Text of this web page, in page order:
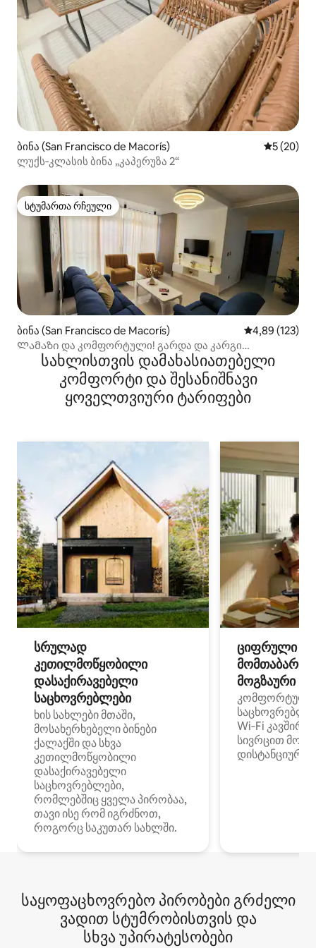
ბინა (San Francisco de Macorís) საშუალო
5 (20)
ლუქს‑კლასის ბინა „კაპერუზა 2“
სტუმართა რჩეული
სტუმართა რჩეული
ბინა (San Francisco de Macorís) საშუალო
4,89 (123)
Ლამაზი და კომფორტული! გარდა და კარგი
მდებარეობა
სახლისთვის დამახასიათებელი
კომფორტი და შესანიშნავი
ყოველთვიური ტარიფები
სრულად
კეთილმოწყობილი
დასაქირავებელი
საცხოვრებლები
ხის სახლები მთაში,
მოსახერხებელი ბინები
ქალაქში და სხვა
კეთილმოწყობილი
დასაქირავებელი
საცხოვრებლები,
რომლებშიც ყველა პირობაა,
თავი ისე რომ იგრძნოთ,
როგორც საკუთარ სახლში.
ციფრული
მოგზაური
კომფორტული
Wi‑Fi
სივრცით
დისტანციური
საყოფაცხოვრებო პირობები გრძელი
ვადით სტუმრობისთვის და
სხვა უპირატესობები